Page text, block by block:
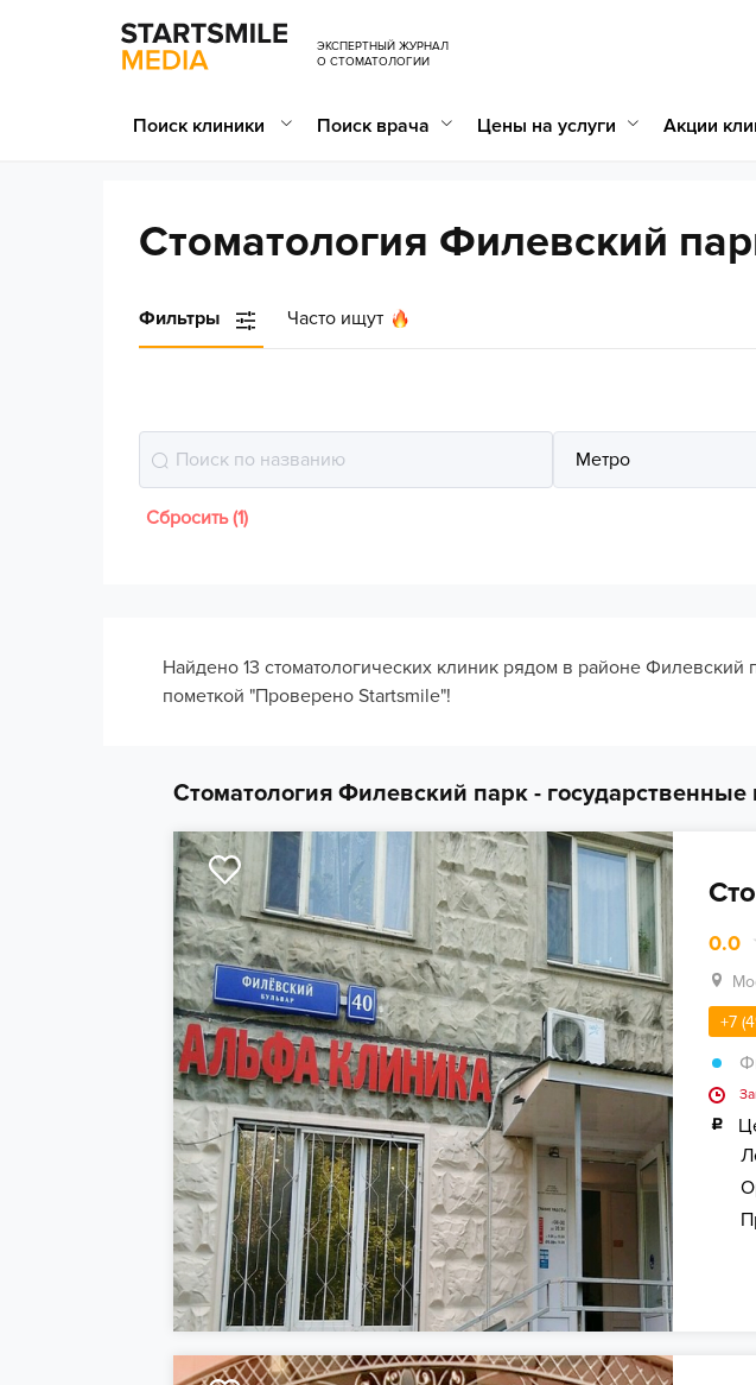
ЭКСПЕРТНЫЙ ЖУРНАЛ
О СТОМАТОЛОГИИ
Поиск клиники Поиск врача Цены на услуги Акции
Cтоматология Филевский
Фильтры Часто ищут
Сбросить (1)
Найдено 13 стоматологических клиник рядом в районе
пометкой "Проверено Startsmile"!
Cтоматология Филевский парк -
0.0
+7